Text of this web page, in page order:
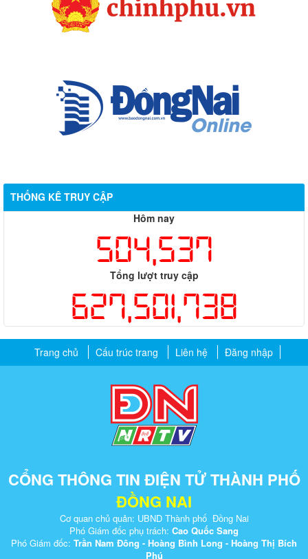
THỐNG KÊ TRUY CẬP
Hôm nay
504,537
Tổng lượt truy cập
627,501,738
Trang chủ Cấu trúc trang Liên hệ Đăng nhập
CỔNG THÔNG TIN ĐIỆN TỬ THÀNH PHỐ
ĐỒNG NAI
Cơ quan chủ quản: UBND Thành phố Đồng Nai
Phó Giám đốc phụ trách: Cao Quốc Sang
Phó Giám đốc: Trần Nam Đông - Hoàng Bình Long - Hoàng Thị Bích
Phú